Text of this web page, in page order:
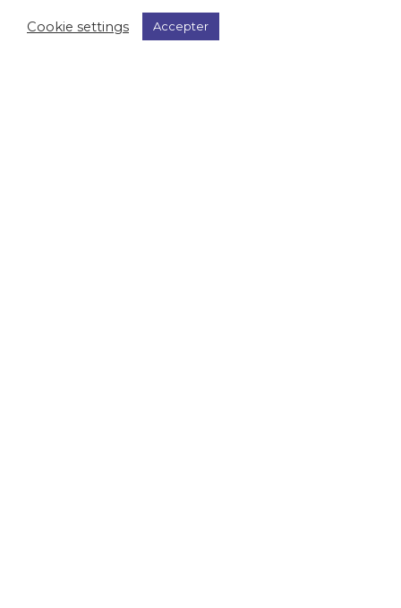
Cookie settings Accepter